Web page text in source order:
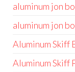
aluminum jon
aluminum jon
Aluminum Skiff
Aluminum Skiff